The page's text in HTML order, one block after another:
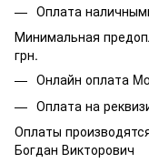
Оплата
Минимальная
грн.
Онлайн оплата
Оплата на
Оплаты
Богдан Викторович